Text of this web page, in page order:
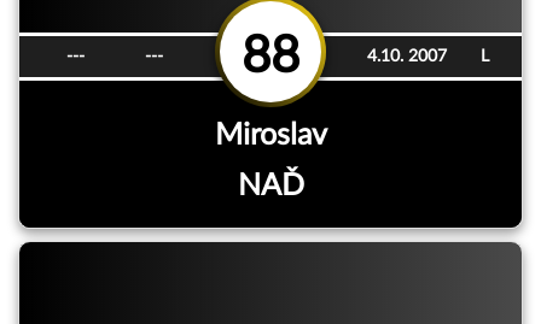
Miroslav
NAĎ
88
--- --- 4.10. 2007 L